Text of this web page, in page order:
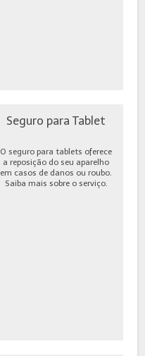
Seguro para Tablet
O seguro para tablets oferece
a reposição do seu aparelho
em casos de danos ou roubo.
Saiba mais sobre o serviço.